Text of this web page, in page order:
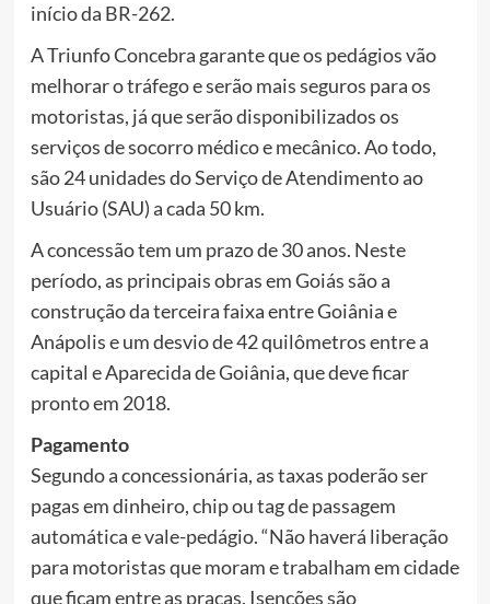
início da BR-262.
A Triunfo Concebra garante que os pedágios vão
melhorar o tráfego e serão mais seguros para os
motoristas, já que serão disponibilizados os
serviços de socorro médico e mecânico. Ao todo,
são 24 unidades do Serviço de Atendimento ao
Usuário (SAU) a cada 50 km.
A concessão tem um prazo de 30 anos. Neste
período, as principais obras em Goiás são a
construção da terceira faixa entre Goiânia e
Anápolis e um desvio de 42 quilômetros entre a
capital e Aparecida de Goiânia, que deve ficar
pronto em 2018.
Pagamento
Segundo a concessionária, as taxas poderão ser
pagas em dinheiro, chip ou tag de passagem
automática e vale-pedágio. “Não haverá liberação
para motoristas que moram e trabalham em cidade
que ficam entre as praças. Isenções são